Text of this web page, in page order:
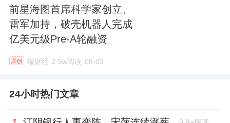
前星海图首席科学家创立、
雷军加持，破壳机器人完成
亿美元级Pre-A轮融资
原创 瑞财经 2.5w阅读 08-03
24小时热门文章